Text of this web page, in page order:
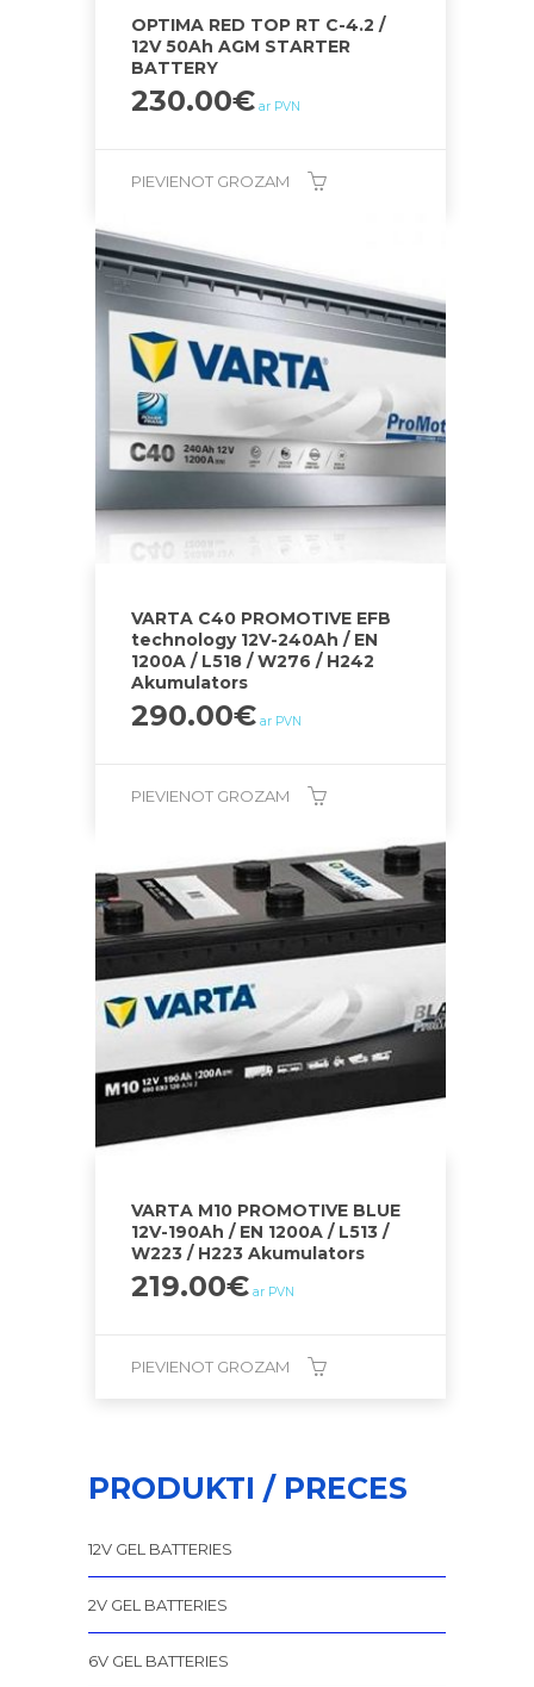
OPTIMA RED TOP RT C-4.2 /
12V 50Ah AGM STARTER
BATTERY
230.00€ ar PVN
PIEVIENOT GROZAM
VARTA C40 PROMOTIVE EFB
technology 12V-240Ah / EN
1200A / L518 / W276 / H242
Akumulators
290.00€ ar PVN
PIEVIENOT GROZAM
VARTA M10 PROMOTIVE BLUE
12V-190Ah / EN 1200A / L513 /
W223 / H223 Akumulators
219.00€ ar PVN
PIEVIENOT GROZAM
PRODUKTI / PRECES
12V GEL BATTERIES
2V GEL BATTERIES
6V GEL BATTERIES